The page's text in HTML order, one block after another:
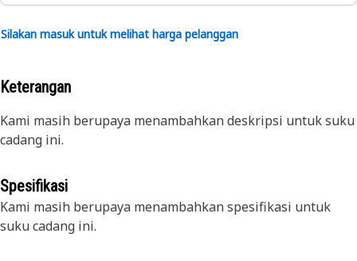
Silakan masuk untuk melihat harga pelanggan
Keterangan
Kami masih berupaya menambahkan deskripsi untuk suku
cadang ini.
Spesifikasi
Kami masih berupaya menambahkan spesifikasi untuk
suku cadang ini.